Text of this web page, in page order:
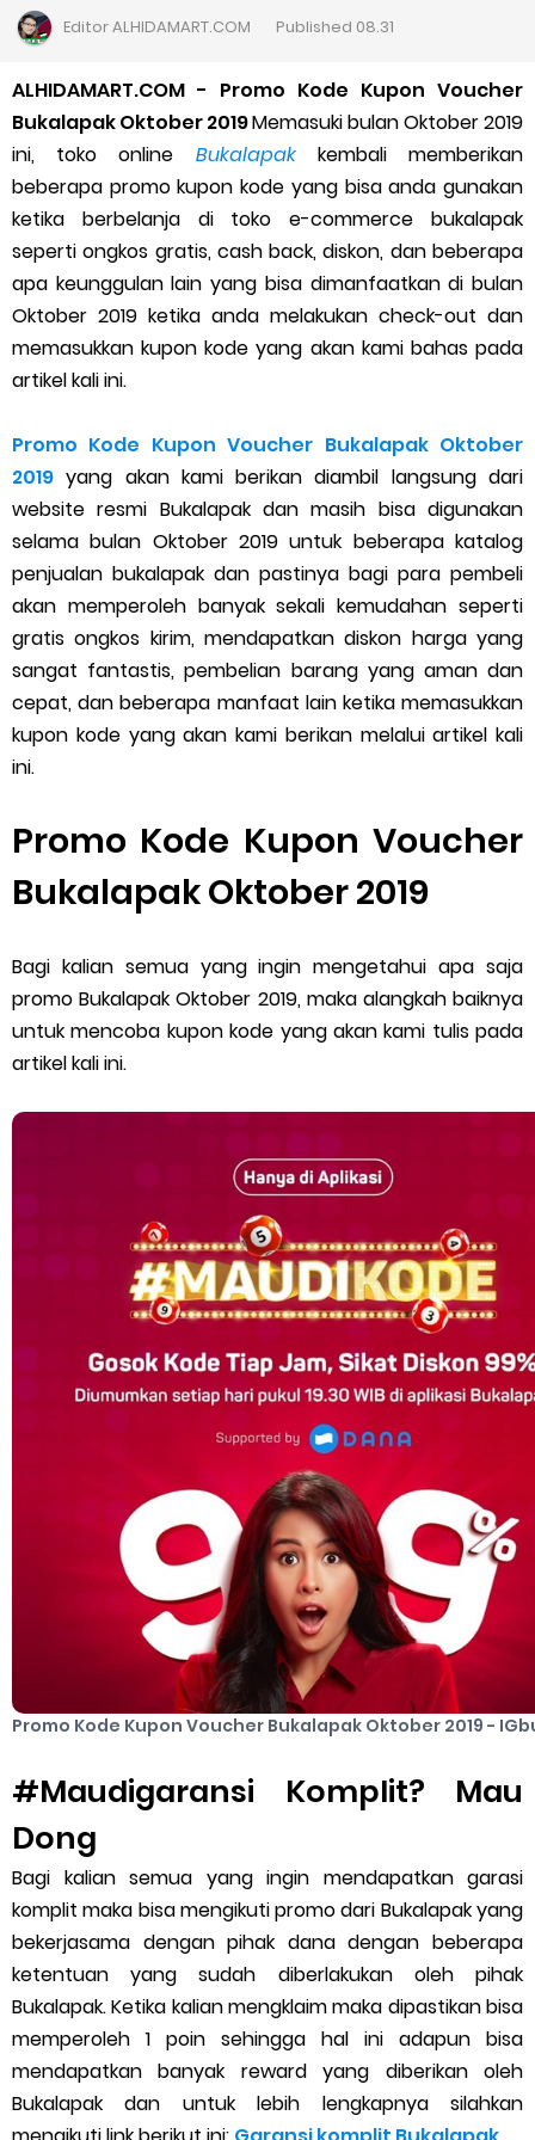
Cara Daftar Goshop agar Cepat Diterima
Apa itu Grab Saap? Layanan Antri Online Terbaru Dari Grab
Cara Ping DNS Server Gojek Gopartner
Cara Mudah Melihat Nomor Shopeepay Sendiri dan Orang Lain
7 Cara Mudah Top Up Grab untuk Driver
5 Versi Map Paling Gacor Untuk Ojek Online
Cara Menghitung Penghasilan Grab Sesuai dengan Orderan
Cara Menggunakan Paket Telkomsel Mitra Gojek
5 Cara Top Up InDriver dengan Mudah
5 Biaya Potongan Shopee Food yang Perlu Kamu Ketahui
10 Cara Jitu Autobid Untuk Lala Motor dan Mobil 2023
Cara Mudah Melihat QR dan Barcode Shopeepay
Enroute Drop: Arti dan Penjelasan Resi Gosend
Cara Ping Server Shopee Food 2022
Cara Menghubungi CS Lalamove dan Jam Operasionalnya
Cara Mengatasi Aplikasi Gojek Mengalami Gangguan
DNS Server Gojek Driver Terbaru 2026: Panduan Lengkap DNS
Server Gojek Terbaru dan IP Server GoPartner Gojek
Friday, 7 August
EditorALHIDAMART.COM Published 08.31
ALHIDAMART.COM - Promo Kode Kupon Voucher
Bukalapak Oktober 2019Memasuki bulan Oktober 2019
ini, toko online Bukalapak kembali memberikan
beberapa promo kupon kode yang bisa anda gunakan
ketika berbelanja di toko e-commerce bukalapak
seperti ongkos gratis, cash back, diskon, dan beberapa
apa keunggulan lain yang bisa dimanfaatkan di bulan
Oktober 2019 ketika anda melakukan check-out dan
memasukkan kupon kode yang akan kami bahas pada
artikel kali ini.
Promo Kode Kupon Voucher Bukalapak Oktober
2019 yang akan kami berikan diambil langsung dari
website resmi Bukalapak dan masih bisa digunakan
selama bulan Oktober 2019 untuk beberapa katalog
penjualan bukalapak dan pastinya bagi para pembeli
akan memperoleh banyak sekali kemudahan seperti
gratis ongkos kirim, mendapatkan diskon harga yang
sangat fantastis, pembelian barang yang aman dan
cepat, dan beberapa manfaat lain ketika memasukkan
kupon kode yang akan kami berikan melalui artikel kali
ini.
Promo Kode Kupon Voucher
Bukalapak Oktober 2019
Bagi kalian semua yang ingin mengetahui apa saja
promo Bukalapak Oktober 2019, maka alangkah baiknya
untuk mencoba kupon kode yang akan kami tulis pada
artikel kali ini.
Promo Kode Kupon Voucher Bukalapak Oktober 2019 -
#Maudigaransi Komplit? Mau
Dong
Bagi kalian semua yang ingin mendapatkan garasi
komplit maka bisa mengikuti promo dari Bukalapak yang
bekerjasama dengan pihak dana dengan beberapa
ketentuan yang sudah diberlakukan oleh pihak
Bukalapak. Ketika kalian mengklaim maka dipastikan bisa
memperoleh 1 poin sehingga hal ini adapun bisa
mendapatkan banyak reward yang diberikan oleh
Bukalapak dan untuk lebih lengkapnya silahkan